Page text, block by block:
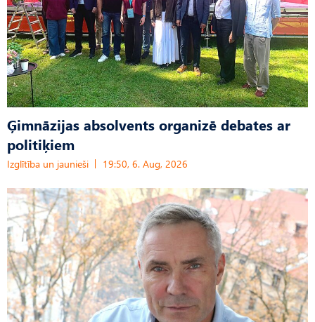
Ģimnāzijas absolvents organizē debates ar
politiķiem
Izglītība un jaunieši 19:50, 6. Aug, 2026